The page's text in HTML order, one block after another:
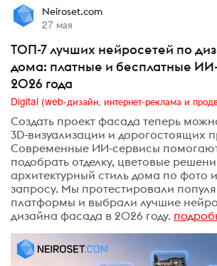
Neiroset.com
27 мая
ТОП-7 лучших нейросетей по
дома: платные и бесплатные
2026 года
Создать проект фасада теперь
3D-визуализации и дорогостоящих
Современные ИИ-сервисы
подобрать отделку, цветовые
архитектурный стиль дома по фото
запросу. Мы протестировали
платформы и выбрали лучшие
дизайна фасада в 2026 году.